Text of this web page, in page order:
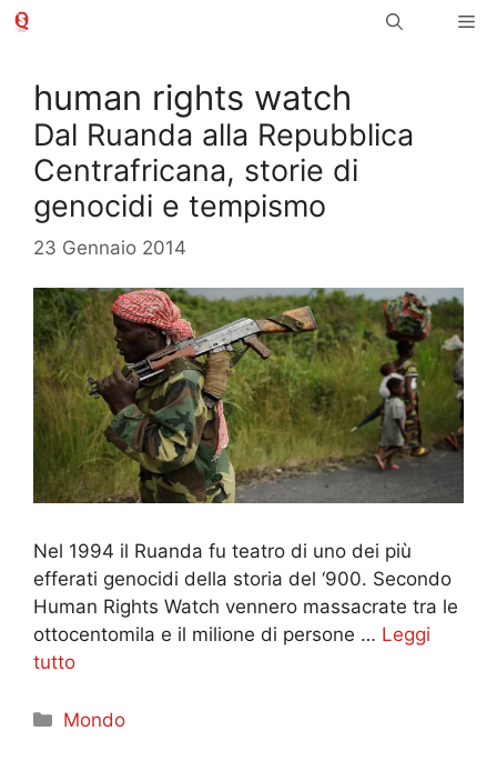
Vai
human rights watch
Dal Ruanda alla Repubblica
Centrafricana, storie di
genocidi e tempismo
23 Gennaio 2014
Nel 1994 il Ruanda fu teatro di uno dei più
efferati genocidi della storia del ‘900. Secondo
Human Rights Watch vennero massacrate tra le
ottocentomila e il milione di persone … Leggi
tutto
Categorie
Mondo